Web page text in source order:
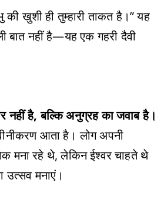
की खुशी ही तुम्हारी ताकत है।” यह
बात नहीं है—यह एक गहरी दैवी
नहीं है, बल्कि अनुग्रह का जवाब है।
आता है। लोग अपनी
मना रहे थे, लेकिन ईश्वर चाहते थे
उत्सव मनाएं।